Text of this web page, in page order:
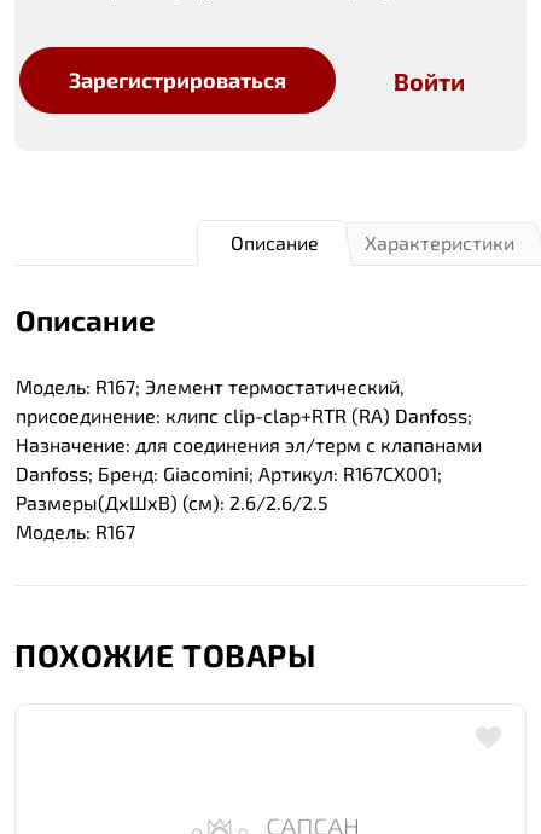
Зарегистрироваться Войти
Характеристики
Описание
Описание
Модель: R167; Элемент термостатический,
присоединение: клипс clip-clap+RTR (RA) Danfoss;
Назначение: для соединения эл/терм с клапанами
Danfoss; Бренд: Giacomini; Артикул: R167CX001;
Размеры(ДхШхВ) (см): 2.6/2.6/2.5
Модель: R167
ПОХОЖИЕ ТОВАРЫ